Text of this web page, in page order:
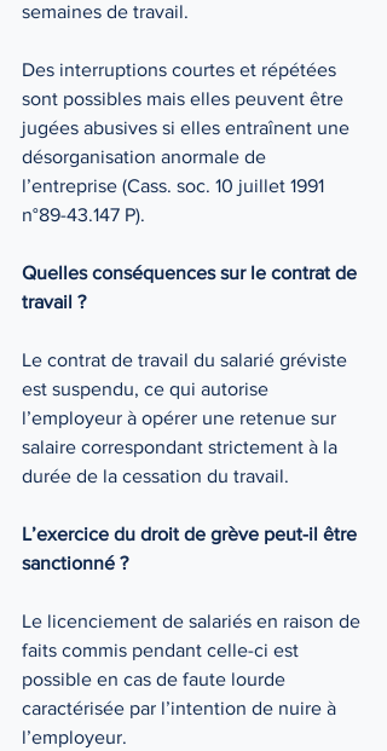
semaines de travail.
Des interruptions courtes et répétées
sont possibles mais elles peuvent être
jugées abusives si elles entraînent une
désorganisation anormale de
l’entreprise (Cass. soc. 10 juillet 1991
n°89-43.147 P).
Quelles conséquences sur le contrat de
travail ?
Le contrat de travail du salarié gréviste
est suspendu, ce qui autorise
l’employeur à opérer une retenue sur
salaire correspondant strictement à la
durée de la cessation du travail.
L’exercice du droit de grève peut-il être
sanctionné ?
Le licenciement de salariés en raison de
faits commis pendant celle-ci est
possible en cas de faute lourde
caractérisée par l’intention de nuire à
l’employeur.